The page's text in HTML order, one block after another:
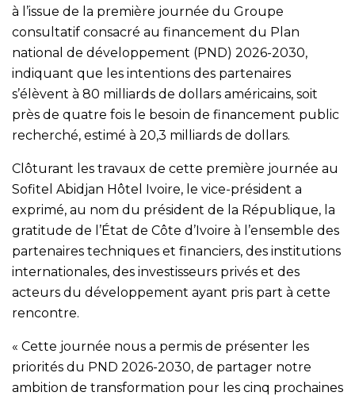
à l’issue de la première journée du Groupe
consultatif consacré au financement du Plan
national de développement (PND) 2026-2030,
indiquant que les intentions des partenaires
s’élèvent à 80 milliards de dollars américains, soit
près de quatre fois le besoin de financement public
recherché, estimé à 20,3 milliards de dollars.
Clôturant les travaux de cette première journée au
Sofitel Abidjan Hôtel Ivoire, le vice-président a
exprimé, au nom du président de la République, la
gratitude de l’État de Côte d’Ivoire à l’ensemble des
partenaires techniques et financiers, des institutions
internationales, des investisseurs privés et des
acteurs du développement ayant pris part à cette
rencontre.
« Cette journée nous a permis de présenter les
priorités du PND 2026-2030, de partager notre
ambition de transformation pour les cinq prochaines